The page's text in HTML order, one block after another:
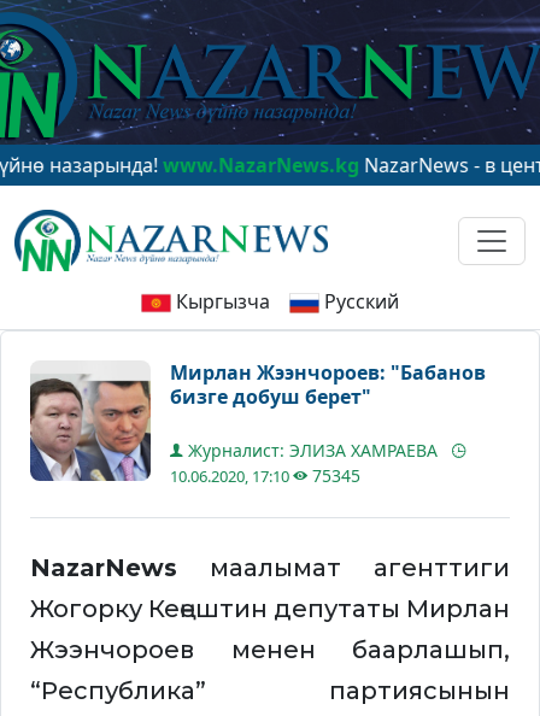
www.NazarNews.kgNazarNews - в центре
Кыргызча Русский
Мирлан Жээнчороев: "Бабанов
бизге добуш берет"
Журналист: ЭЛИЗА ХАМРАЕВА
10.06.2020, 17:10 75345
NazarNews маалымат агенттиги
Жогорку Кеңештин депутаты Мирлан
Жээнчороев менен баарлашып,
“Республика” партиясынын